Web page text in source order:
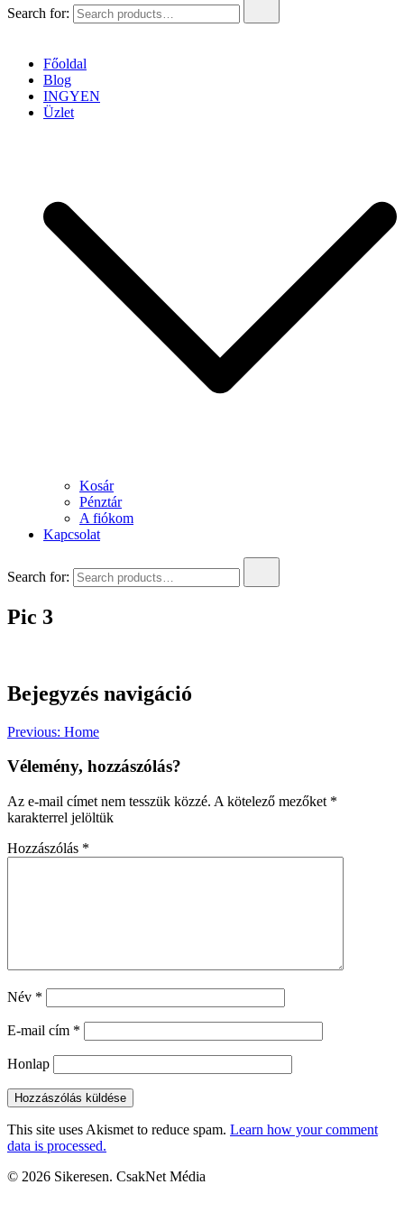
Search for:
Főoldal
Blog
INGYEN
Üzlet
Kosár
Pénztár
A fiókom
Kapcsolat
Search for:
Pic 3
Bejegyzés navigáció
Previous: Home
Vélemény, hozzászólás?
Az e-mail címet nem tesszük közzé. A kötelező mezőket *
karakterrel jelöltük
Hozzászólás *
Név *
E-mail cím *
Honlap
This site uses Akismet to reduce spam. Learn how your comment
data is processed.
© 2026 Sikeresen. CsakNet Média